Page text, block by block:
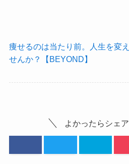
痩せるのは当たり前。人生を変
せんか？【BEYOND】
よかったらシェ